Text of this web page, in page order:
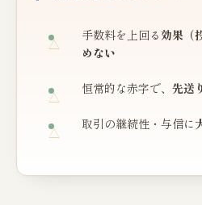
手数料を上回る効果（
めない
恒常的な赤字で、 先送
取引の継続性・与信に